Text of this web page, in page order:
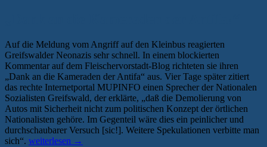
Auf die Meldung vom Angriff auf den Kleinbus reagierten
Greifswalder Neonazis sehr schnell. In einem blockierten
Kommentar auf dem Fleischervorstadt-Blog richteten sie ihren
„Dank an die Kameraden der Antifa“ aus. Vier Tage später zitiert
das rechte Internetportal MUPINFO einen Sprecher der Nationalen
Sozialisten Greifswald, der erklärte, „daß die Demolierung von
Autos mit Sicherheit nicht zum politischen Konzept der örtlichen
Nationalisten gehöre. Im Gegenteil wäre dies ein peinlicher und
durchschaubarer Versuch [sic!]. Weitere Spekulationen verbitte man
sich“. „Kleinbus
weiterlesen →